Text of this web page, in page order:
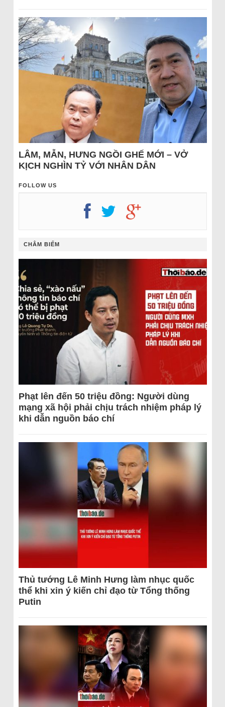
LÂM, MẪN, HƯNG NGỒI GHẾ MỚI – VỞ
KỊCH NGHÌN TỶ VỚI NHÂN DÂN
FOLLOW US
CHÂM BIẾM
Phạt lên đến 50 triệu đồng: Người dùng
mạng xã hội phải chịu trách nhiệm pháp lý
khi dẫn nguồn báo chí
Thủ tướng Lê Minh Hưng làm nhục quốc
thể khi xin ý kiến chỉ đạo từ Tổng thống
Putin